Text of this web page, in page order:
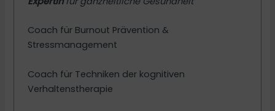
Coach für Burnout Prävention &
Stressmanagement
Coach für Techniken der kognitiven
Verhaltenstherapie